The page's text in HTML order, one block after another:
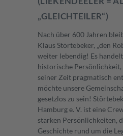
„GLEICHTEILER“)
Nach über 600 Jahren
Klaus Störtebeker, „den
weiter lebendig! Es
historische Persönlichkeit,
seiner Zeit pragmatisch
möchte unsere
gesetzlos zu sein!
Hamburg e. V. ist eine
starken Persönlichkeiten,
Geschichte rund um die